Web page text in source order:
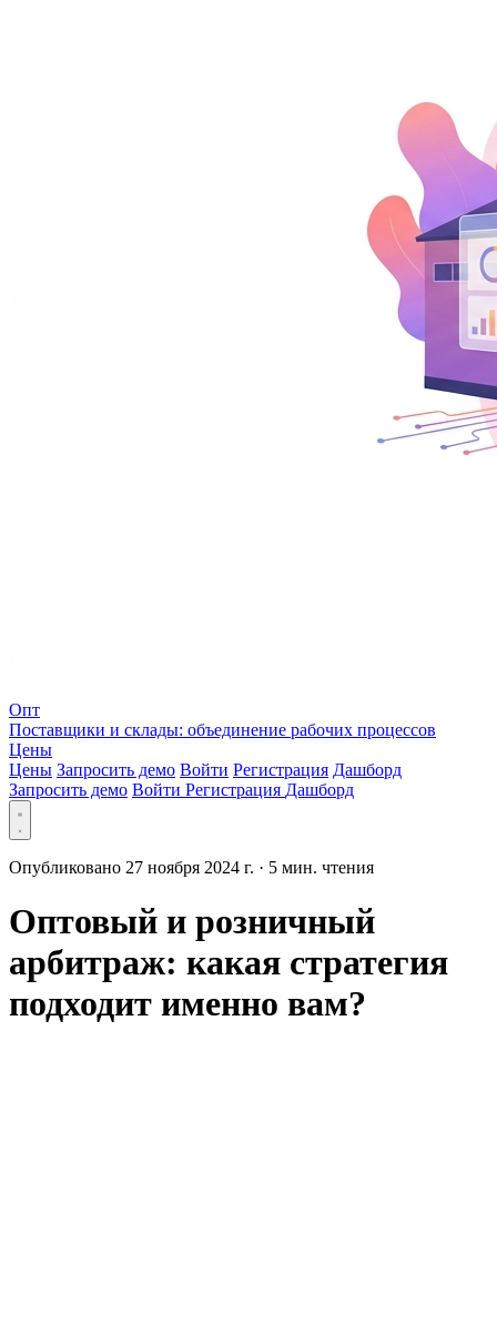
Опт
Поставщики и склады: объединение рабочих процессов
Цены
Цены Запросить демо Войти Регистрация Дашборд
Запросить демо Войти Регистрация Дашборд
Опубликовано 27 ноября 2024 г. · 5 мин. чтения
Оптовый и розничный
арбитраж: какая стратегия
подходит именно вам?